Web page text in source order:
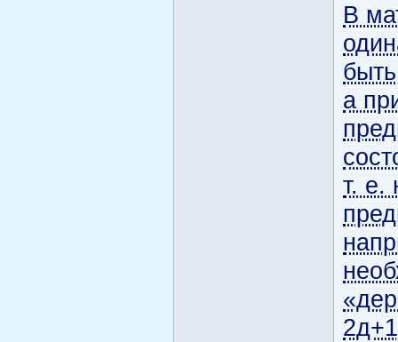
В
а
т. е.